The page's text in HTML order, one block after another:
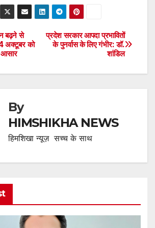
प्रदेश सरकार आपदा प्रभावितों
के पुनर्वास के लिए गंभीर: डॉ.
शांडिल
बढ़ने से
अक्टूबर को
आसार
By
HIMSHIKHA NEWS
हिमशिखा न्यूज़ सच्च के साथ